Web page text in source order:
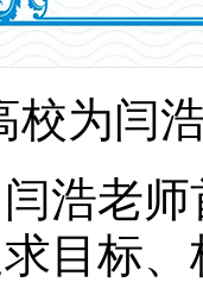
校为闫
老师
目标